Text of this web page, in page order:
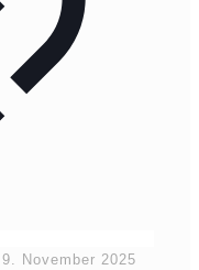
9. November 2025